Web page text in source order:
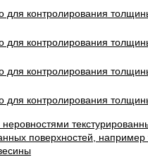
поверхностей, например